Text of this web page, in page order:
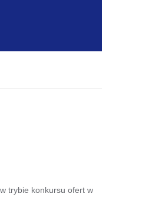
trybie konkursu ofert w